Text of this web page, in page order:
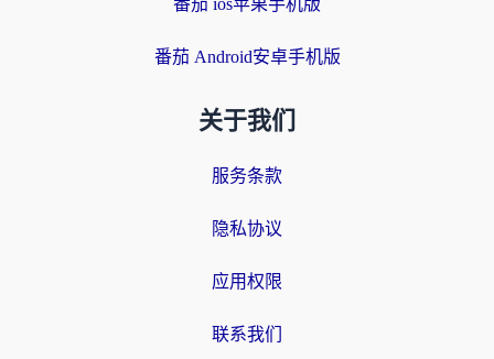
番茄 ios苹果手机版
番茄 Android安卓手机版
关于我们
服务条款
隐私协议
应用权限
联系我们